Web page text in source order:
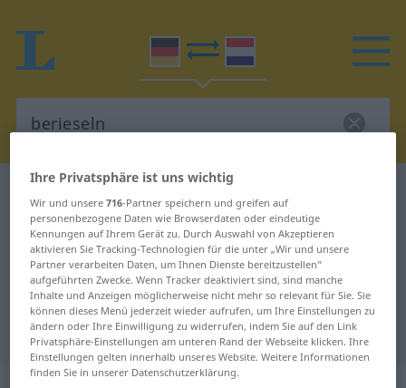
Deutsch-Niederländisch
Übersetzung für "berieseln"
"berieseln" Niederländisch
Übersetzung
Ihre Privatsphäre ist uns wichtig
Wir und unsere716-Partner speichern und greifen auf
personenbezogene Daten wie Browserdaten oder eindeutige
Kennungen auf Ihrem Gerät zu. Durch Auswahl von Akzeptieren
aktivieren Sie Tracking-Technologien für die unter „Wir und unsere
Partner verarbeiten Daten, um Ihnen Dienste bereitzustellen“
aufgeführten Zwecke. Wenn Tracker deaktiviert sind, sind manche
Inhalte und Anzeigen möglicherweise nicht mehr so relevant für Sie. Sie
können dieses Menü jederzeit wieder aufrufen, um Ihre Einstellungen zu
ändern oder Ihre Einwilligung zu widerrufen, indem Sie auf den Link
Privatsphäre-Einstellungen am unteren Rand der Webseite klicken. Ihre
Einstellungen gelten innerhalb unseres Website. Weitere Informationen
finden Sie in unserer Datenschutzerklärung.